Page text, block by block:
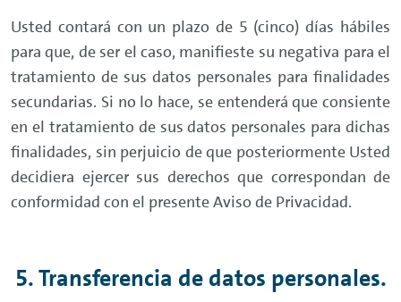
Usted contará con un plazo de 5 (cinco) días hábiles
para que, de ser el caso, manifieste su negativa para el
tratamiento de sus datos personales para finalidades
secundarias. Si no lo hace, se entenderá que consiente
en el tratamiento de sus datos personales para dichas
finalidades, sin perjuicio de que posteriormente Usted
decidiera ejercer sus derechos que correspondan de
conformidad con el presente Aviso de Privacidad.
5. Transferencia de datos personales.